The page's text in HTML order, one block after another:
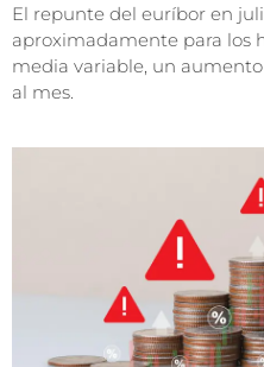
El repunte del euríbor en
aproximadamente para los
media variable, un
al mes.